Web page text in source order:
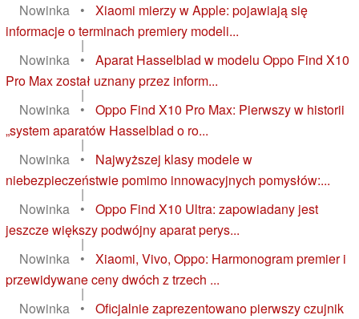
Nowinka
•
Xiaomi mierzy w Apple: pojawiają się
informacje o terminach premiery modeli...
|
Nowinka
•
Aparat Hasselblad w modelu Oppo Find X10
Pro Max został uznany przez inform...
|
Nowinka
•
Oppo Find X10 Pro Max: Pierwszy w historii
„system aparatów Hasselblad o ro...
|
Nowinka
•
Najwyższej klasy modele w
niebezpieczeństwie pomimo innowacyjnych pomysłów:...
|
Nowinka
•
Oppo Find X10 Ultra: zapowiadany jest
jeszcze większy podwójny aparat perys...
|
Nowinka
•
Xiaomi, Vivo, Oppo: Harmonogram premier i
przewidywane ceny dwóch z trzech ...
|
Nowinka
•
Oficjalnie zaprezentowano pierwszy czujnik